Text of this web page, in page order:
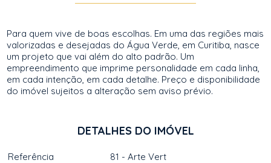
Para quem vive de boas escolhas. Em uma das regiões mais
valorizadas e desejadas do Água Verde, em Curitiba, nasce
um projeto que vai além do alto padrão. Um
empreendimento que imprime personalidade em cada linha,
em cada intenção, em cada detalhe. Preço e disponibilidade
do imóvel sujeitos a alteração sem aviso prévio.
DETALHES DO IMÓVEL
Referência
81 - Arte Vert